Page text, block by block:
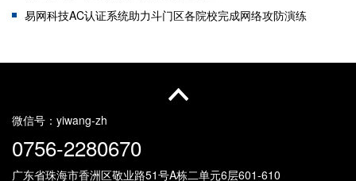
易网科技AC认证系统助力斗门区各院校完成网络攻防演练
喜报：易云科技入围香洲区高企百强名单！
【喜讯】公司助力泰诺麦博网络安全建设整改项目
微信号： yiwang-zh
0756-2280670
广东省珠海市香洲区敬业路51号A栋二单元6层601-610